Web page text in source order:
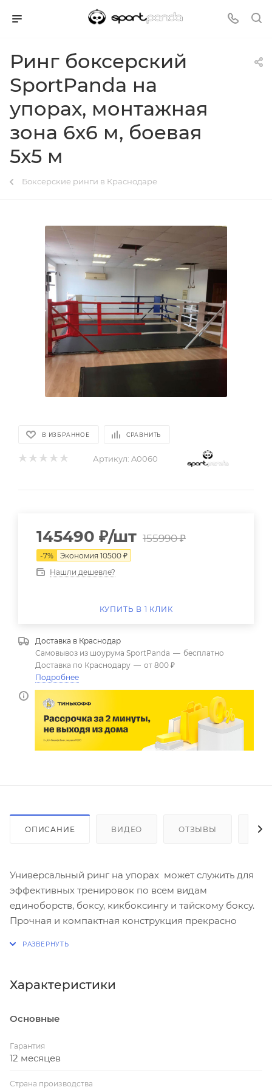
Ринг боксерский
SportPanda на
упорах, монтажная
зона 6х6 м, боевая
5х5 м
Боксерские ринги в Краснодаре
В ИЗБРАННОЕ СРАВНИТЬ
Артикул: A0060
145490 ₽/шт 155990₽
-7% Экономия 10500 ₽
Нашли дешевле?
КУПИТЬ В 1 КЛИК
Доставка в Краснодар
Самовывоз из шоурума SportPanda — бесплатно
Доставка по Краснодару — от 800 ₽
Подробнее
ОПИСАНИЕ ВИДЕО ОТЗЫВЫ
Универсальный ринг на упорах может служить для
эффективных тренировок по всем видам
единоборств, боксу, кикбоксингу и тайскому боксу.
Прочная и компактная конструкция прекрасно
Данная модель имеет универсальный размер с
площадь составляет всего 6х6 м, кроме того, ринг
легко и быстро монтируется.
Характеристики
Основные
Гарантия
12 месяцев
Страна производства